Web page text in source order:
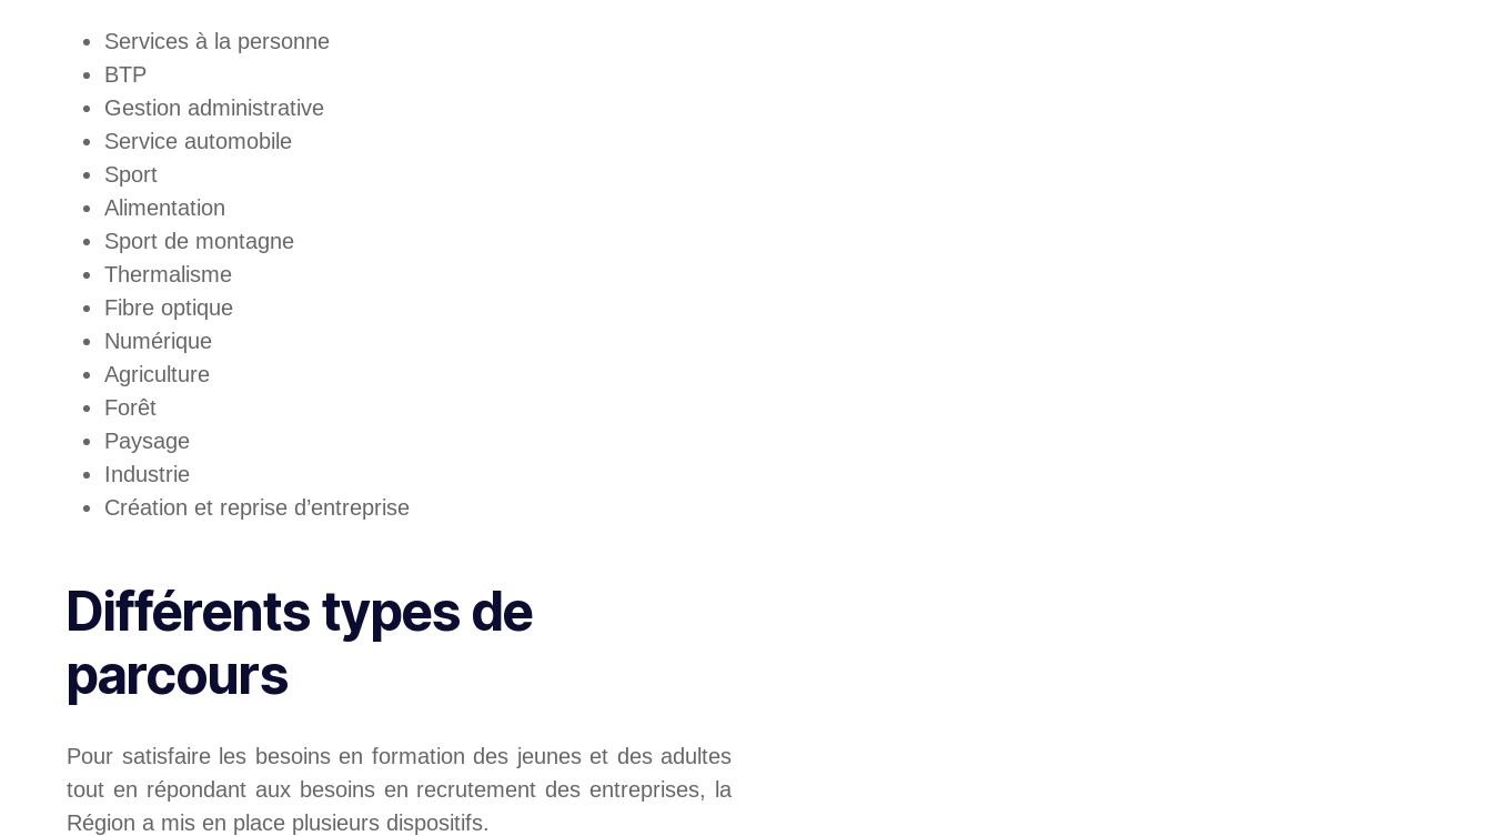
Services à la personne
BTP
Gestion administrative
Service automobile
Sport
Alimentation
Sport de montagne
Thermalisme
Fibre optique
Numérique
Agriculture
Forêt
Paysage
Industrie
Création et reprise d’entreprise
Différents types de
parcours
Pour satisfaire les besoins en formation des jeunes et des adultes
tout en répondant aux besoins en recrutement des entreprises, la
Région a mis en place plusieurs dispositifs.